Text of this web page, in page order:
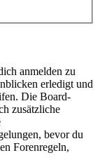
anmelden zu
erledigt und
Die Board-
zusätzliche
bevor du
Forenregeln,